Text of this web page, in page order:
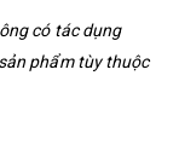
có tác dụng
phẩm tùy thuộc